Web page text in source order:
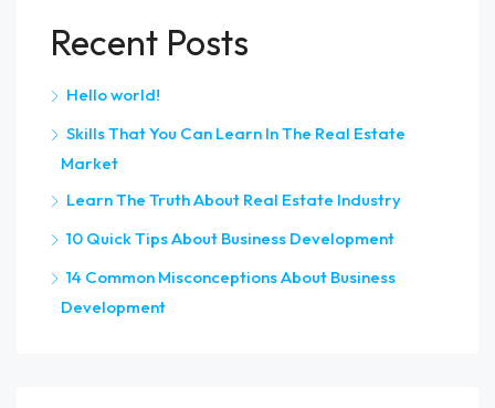
Recent Posts
Hello world!
Skills That You Can Learn In The Real Estate
Market
Learn The Truth About Real Estate Industry
10 Quick Tips About Business Development
14 Common Misconceptions About Business
Development